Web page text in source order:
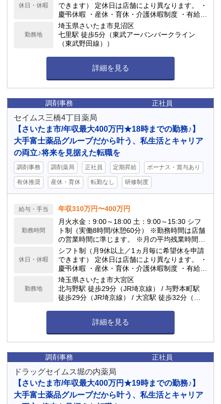
ドラッグストアは閉局時間が早いのが特徴で、1
8:00や19:00の閉局が多いです。
休日・休暇
できます） 定休日は店舗により異なります。 ・
慶弔休暇 ・産休・育休・介護休暇制度 ・有給休
暇(勤務6ヶ月後10日付与) ★年間休日117日
勤務地
埼玉県さいたま市見沼区
七里駅 徒歩5分（東武アーバンパークライン
（東武野田線））
詳細を見る
調剤事務 正社員
セイムス三橋4丁目薬局
【さいたま市/年収最大400万円★18時までの勤務♪】
大手富士薬品グループだから叶う、私生活とキャリア
の両立♪将来を見据えた転職を
調剤事務 調剤薬局 正社員 定期昇給 ボーナス・賞与あり
有休推奨 産休・育休 転勤なし 研修制度
給与・手当 年収310万円〜400万円
勤務時間
月火水金：9:00～18:00 土：9:00～15:30 シフ
ト制（実働8時間/休憩60分） ※勤務時間は店舗
の営業時間に準じます。 ※月の平均残業時間は
10h程度です。 当ドラッグストアは閉局時間が
早いのが特徴で、18:00や19:00の閉局が多いで
す。
休日・休暇
シフト制（月9休以上／1ヵ月毎に希望休を申請
できます） 定休日は店舗により異なります。 ・
慶弔休暇 ・産休・育休・介護休暇制度 ・有給休
暇(勤務6ヶ月後10日付与) ★年間休日117日
勤務地
埼玉県さいたま市大宮区
北与野駅 徒歩29分（JR埼京線） / 与野本町駅
徒歩29分（JR埼京線） / 大宮駅 徒歩32分（ニ
東北線、JR湘南新宿ライン） / 大宮駅 徒歩34分
（東武アーバンパークライン（東武野田線））
車通勤可能
詳細を見る
調剤事務 正社員
ドラッグセイムス堀の内薬局
【さいたま市/年収最大400万円★19時までの勤務♪】
大手富士薬品グループだから叶う、私生活とキャリア